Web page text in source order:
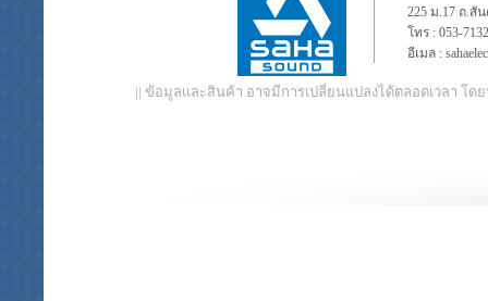
225 ม.17 ถ.สั
โทร : 053-
อีเมล :
|| ข้อมูลและสินค้า อาจมีการเปลี่ยนแปลงได้ตลอดเวลา โ